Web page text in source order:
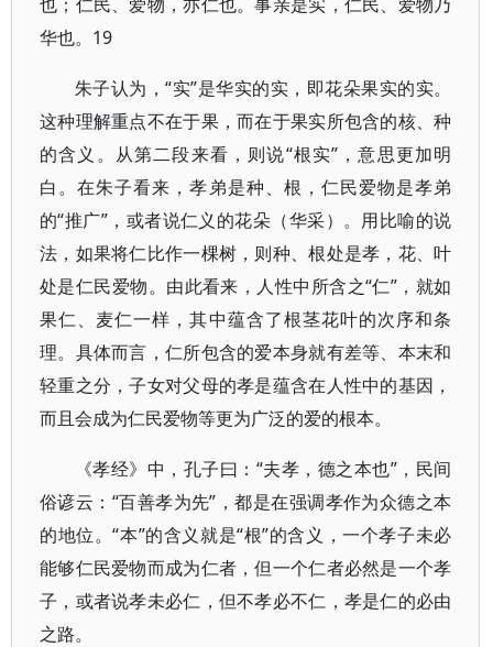
华也。19
朱子认为，“实”是华实的实，即花朵果实的实。
这种理解重点不在于果，而在于果实所包含的核、种
的含义。从第二段来看，则说“根实”，意思更加明
白。在朱子看来，孝弟是种、根，仁民爱物是孝弟
的“推广”，或者说仁义的花朵（华采）。用比喻的说
法，如果将仁比作一棵树，则种、根处是孝，花、叶
处是仁民爱物。由此看来，人性中所含之“仁”，就如
果仁、麦仁一样，其中蕴含了根茎花叶的次序和条
理。具体而言，仁所包含的爱本身就有差等、本末和
轻重之分，子女对父母的孝是蕴含在人性中的基因，
而且会成为仁民爱物等更为广泛的爱的根本。
《孝经》中，孔子曰：“夫孝，德之本也”，民间
俗谚云：“百善孝为先”，都是在强调孝作为众德之本
的地位。“本”的含义就是“根”的含义，一个孝子未必
能够仁民爱物而成为仁者，但一个仁者必然是一个孝
子，或者说孝未必仁，但不孝必不仁，孝是仁的必由
之路。